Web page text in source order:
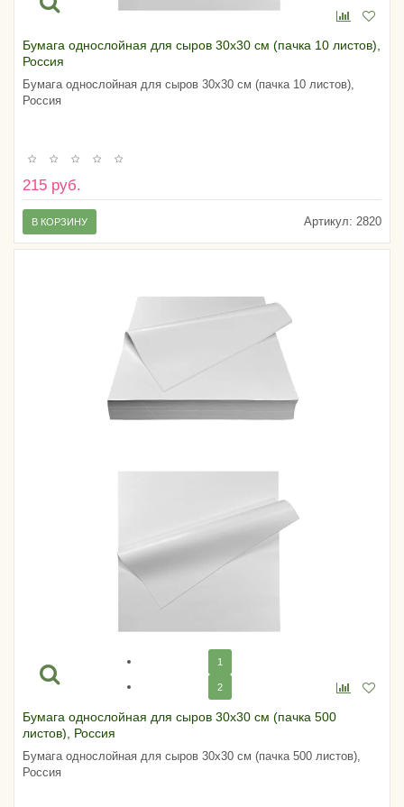
Бумага однослойная для сыров 30х30 см (пачка 10 листов),
Россия
Бумага однослойная для сыров 30х30 см (пачка 10 листов),
Россия
215 руб.
Артикул: 2820
В КОРЗИНУ
1
2
Бумага однослойная для сыров 30х30 см (пачка 500
листов), Россия
Бумага однослойная для сыров 30х30 см (пачка 500 листов),
Россия